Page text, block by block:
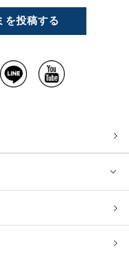
を投稿する